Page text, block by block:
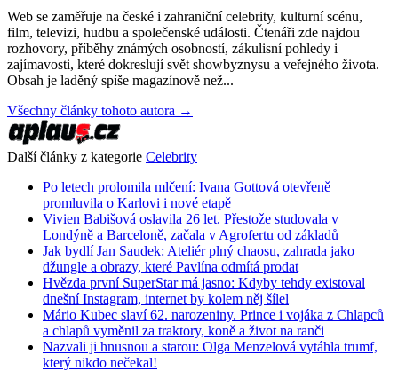
Web se zaměřuje na české i zahraniční celebrity, kulturní scénu,
film, televizi, hudbu a společenské události. Čtenáři zde najdou
rozhovory, příběhy známých osobností, zákulisní pohledy i
zajímavosti, které dokreslují svět showbyznysu a veřejného života.
Obsah je laděný spíše magazínově než...
Všechny články tohoto autora →
Další články z kategorie Celebrity
Po letech prolomila mlčení: Ivana Gottová otevřeně
promluvila o Karlovi i nové etapě
Vivien Babišová oslavila 26 let. Přestože studovala v
Londýně a Barceloně, začala v Agrofertu od základů
Jak bydlí Jan Saudek: Ateliér plný chaosu, zahrada jako
džungle a obrazy, které Pavlína odmítá prodat
Hvězda první SuperStar má jasno: Kdyby tehdy existoval
dnešní Instagram, internet by kolem něj šílel
Mário Kubec slaví 62. narozeniny. Prince i vojáka z Chlapců
a chlapů vyměnil za traktory, koně a život na ranči
Nazvali ji hnusnou a starou: Olga Menzelová vytáhla trumf,
který nikdo nečekal!